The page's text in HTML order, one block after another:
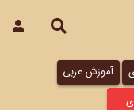
آموزش عربی